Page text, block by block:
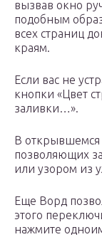
вызвав окно
подобным
всех страниц
краям.
Если вас не
кнопки «Цвет
заливки…».
В открывшемся
позволяющих
или узором из
Еще Ворд
этого
нажмите